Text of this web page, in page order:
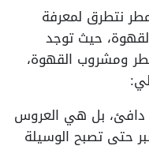
نتطرق لمعرفة
حيث توجد
ومشروب القهوة،
بل هي العروس
حتى تصبح الوسيلة